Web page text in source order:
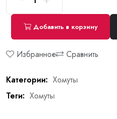
Добавить в корзину
Избранное Сравнить
Категории: Хомуты
Теги: Хомуты